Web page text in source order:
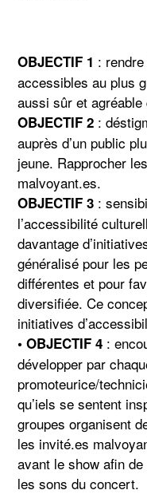
OBJECTIF 1 :
accessibles au plus
aussi sûr et agréable
OBJECTIF 2 :
auprès d’un public
jeune. Rapprocher
malvoyant.es.
OBJECTIF 3 :
l’accessibilité
davantage
généralisé pour les
différentes et pour
diversifiée. Ce
initiatives
• OBJECTIF 4 :
développer par
promoteurice/
qu’iels se sentent
groupes organisent
les invité.es
avant le show afin
les sons du concert.